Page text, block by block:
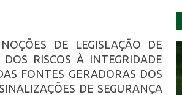
DE LEGISLAÇÃO DE
RISCOS À INTEGRIDADE
FONTES GERADORAS DOS
DE SEGURANÇA